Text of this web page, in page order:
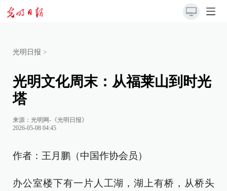
光明日报 >
光明文化周末：从福莱山到时光
塔
来源： 光明网-《光明日报》
2026-05-08 04:45
作者：王月鹏（中国作协会员）
办公室楼下有一片人工湖，湖上有桥，从桥头